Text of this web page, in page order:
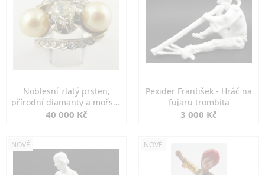
Noblesní zlatý prsten,
přírodní diamanty a mořské
perly
40 000 Kč
Pexider František - Hráč na
fujaru trombita
3 000 Kč
NOVÉ NOVÉ